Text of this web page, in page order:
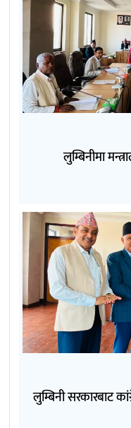
लुम्बिनीमा
लुम्बिनी सरकारबाट